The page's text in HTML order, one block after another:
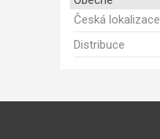
Česká lokalizace
Distribuce